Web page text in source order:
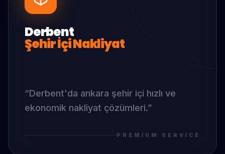
Derbent
Şehir İçi Nakliyat
“Derbent'da ankara şehir içi hızlı ve
ekonomik nakliyat çözümleri.”
PREMIUM SERVICE